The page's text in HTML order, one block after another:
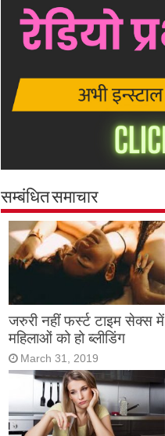
सम्बंधित समाचार
जरुरी नहीं फर्स्ट टाइम सेक्स में
महिलाओं को हो ब्लीडिंग
March 31, 2019